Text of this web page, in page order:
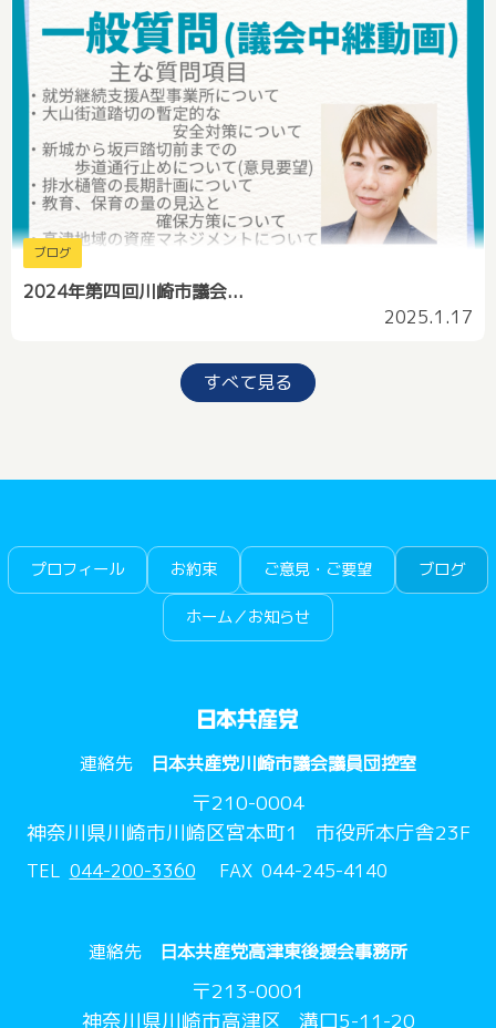
ブログ
2024年第四回川崎市議会...
2025.1.17
すべて見る
プロフィール お約束 ご意見・ご要望 ブログ
ホーム／お知らせ
連絡先 日本共産党川崎市議会議員団控室
〒210-0004
神奈川県川崎市川崎区宮本町1
市役所本庁舎23F
TEL 044-200-3360 FAX 044-245-4140
連絡先 日本共産党高津東後援会事務所
〒213-0001
神奈川県川崎市高津区
溝口5-11-20